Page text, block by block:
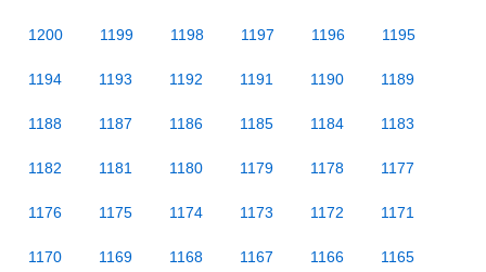
1200 1199 1198 1197 1196 1195
1194 1193 1192 1191 1190 1189
1188 1187 1186 1185 1184 1183
1182 1181 1180 1179 1178 1177
1176 1175 1174 1173 1172 1171
1170 1169 1168 1167 1166 1165